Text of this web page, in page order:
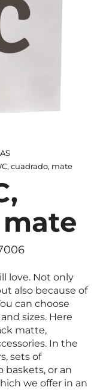
cuadrado, mate
love. Not only
also because of
can choose
sizes. Here
matte,
In the
sets of
baskets, or an
we offer in an